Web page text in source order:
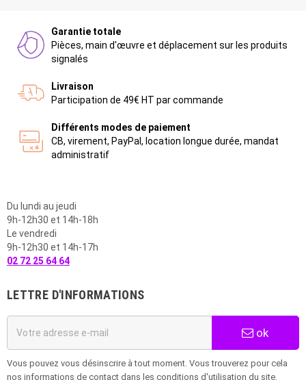
Garantie totale
Pièces, main d'œuvre et déplacement sur les produits
signalés
Livraison
Participation de 49€ HT par commande
Différents modes de paiement
CB, virement, PayPal, location longue durée, mandat
administratif
Du lundi au jeudi
9h-12h30 et 14h-18h
Le vendredi
9h-12h30 et 14h-17h
02 72 25 64 64
LETTRE D'INFORMATIONS
ok
Vous pouvez vous désinscrire à tout moment. Vous trouverez pour cela
nos informations de contact dans les conditions d'utilisation du site.